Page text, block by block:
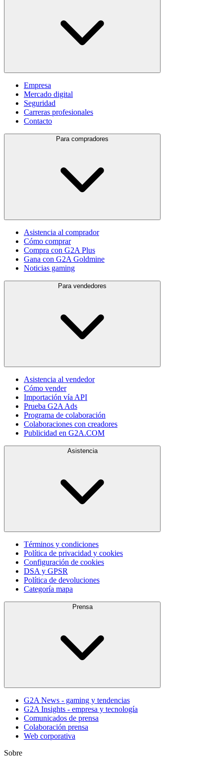
Empresa
Mercado digital
Seguridad
Carreras profesionales
Contacto
Para compradores
Asistencia al comprador
Cómo comprar
Compra con G2A Plus
Gana con G2A Goldmine
Noticias gaming
Para vendedores
Asistencia al vendedor
Cómo vender
Importación vía API
Prueba G2A Ads
Programa de colaboración
Colaboraciones con creadores
Publicidad en G2A.COM
Asistencia
Términos y condiciones
Política de privacidad y cookies
Configuración de cookies
DSA y GPSR
Política de devoluciones
Categoría mapa
Prensa
G2A News - gaming y tendencias
G2A Insights - empresa y tecnología
Comunicados de prensa
Colaboración prensa
Web corporativa
Sobre